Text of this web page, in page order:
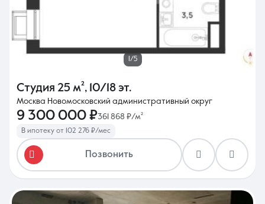
1/5
Студия 25 м², 10/18 эт.
Москва Новомосковский административный округ
9 300 000 ₽361 868 ₽/м²
В ипотеку от 102 276 ₽/мес
Позвонить